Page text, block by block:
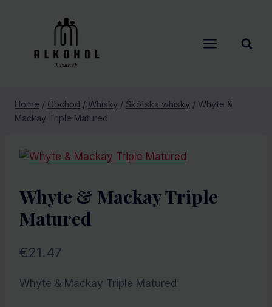
Home / Obchod / Whisky / Škótska whisky / Whyte &
Mackay Triple Matured
Whyte & Mackay Triple
Matured
€21.47
Whyte & Mackay Triple Matured